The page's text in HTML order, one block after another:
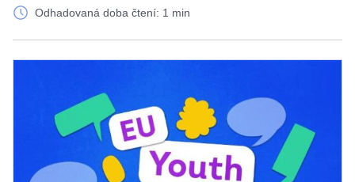
Odhadovaná doba čtení: 1 min